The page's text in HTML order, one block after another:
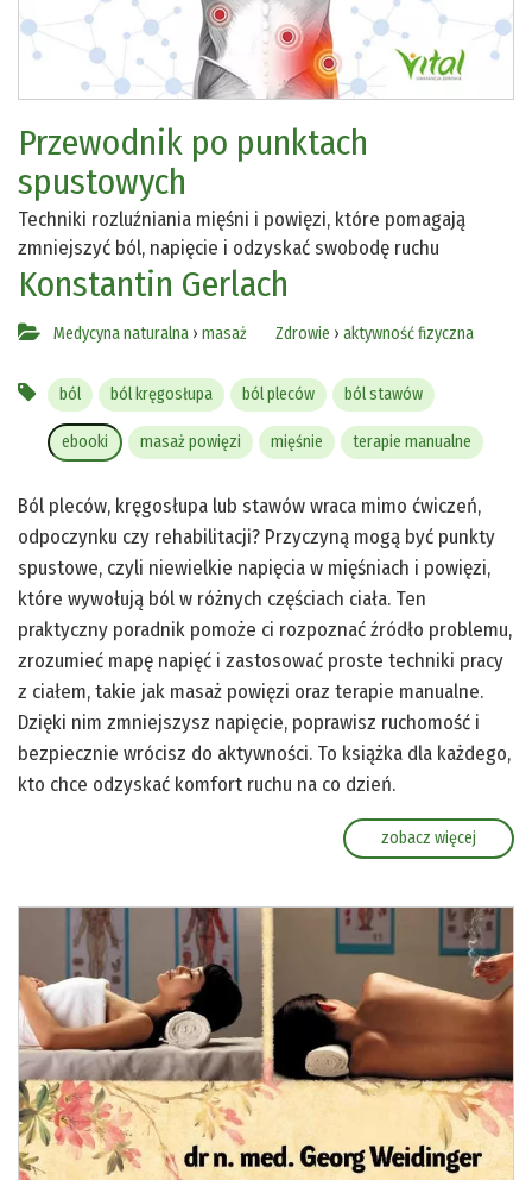
Przewodnik po punktach
spustowych
Techniki rozluźniania mięśni i powięzi, które pomagają
zmniejszyć ból, napięcie i odzyskać swobodę ruchu
Konstantin Gerlach
Medycyna naturalna › masaż Zdrowie › aktywność fizyczna
ból ból kręgosłupa ból pleców ból stawów
ebooki masaż powięzi mięśnie terapie manualne
Ból pleców, kręgosłupa lub stawów wraca mimo ćwiczeń,
odpoczynku czy rehabilitacji? Przyczyną mogą być punkty
spustowe, czyli niewielkie napięcia w mięśniach i powięzi,
które wywołują ból w różnych częściach ciała. Ten
praktyczny poradnik pomoże ci rozpoznać źródło problemu,
zrozumieć mapę napięć i zastosować proste techniki pracy
z ciałem, takie jak masaż powięzi oraz terapie manualne.
Dzięki nim zmniejszysz napięcie, poprawisz ruchomość i
bezpiecznie wrócisz do aktywności. To książka dla każdego,
kto chce odzyskać komfort ruchu na co dzień.
zobacz więcej